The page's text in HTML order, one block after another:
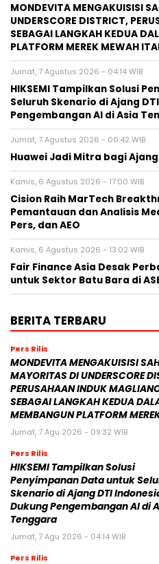
MONDEVITA MENGAKUISISI
UNDERSCORE DISTRICT,
SEBAGAI LANGKAH KEDUA
PLATFORM MEREK MEWAH
Jumat, 7 Agustus 2026 - 04:14 WIB
HIKSEMI Tampilkan Solusi
Seluruh Skenario di Ajang
Pengembangan AI di Asia
Jumat, 7 Agustus 2026 - 00:42 WIB
Huawei Jadi Mitra bagi Ajang
Kamis, 6 Agustus 2026 - 17:00 WIB
Cision Raih MarTech
Pemantauan dan Analisis
Pers, dan AEO
Kamis, 6 Agustus 2026 - 13:02 WIB
Fair Finance Asia Desak
untuk Sektor Batu Bara di
BERITA TERBARU
Pers Rilis
MONDEVITA MENGAKUISISI
MAYORITAS DI UNDERSCORE
PERUSAHAAN INDUK
SEBAGAI LANGKAH KEDUA
MEMBANGUN PLATFORM
Jumat, 7 Agu 2026 - 09:32 WIB
Pers Rilis
HIKSEMI Tampilkan Solusi
Penyimpanan Data untuk
Skenario di Ajang DTI
Dukung Pengembangan AI di
Tenggara
Jumat, 7 Agu 2026 - 04:14 WIB
Pers Rilis